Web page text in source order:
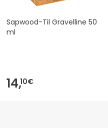
Sapwood-Til Gravelline 50
ml
14,10€